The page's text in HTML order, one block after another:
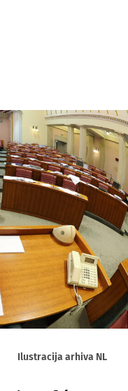
Ilustracija arhiva NL